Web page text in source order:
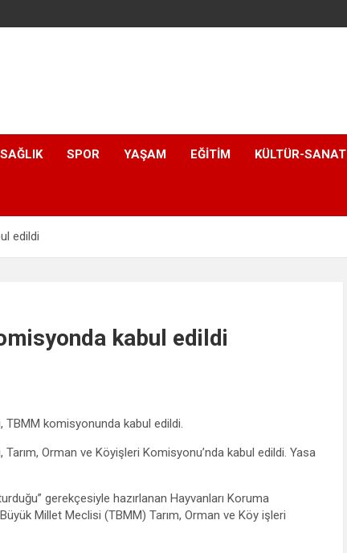
SAĞLIK SPOR YAŞAM EĞITIM KÜLTÜR-SANAT
edildi
kabul edildi
TBMM komisyonunda kabul edildi.
Orman ve Köyişleri Komisyonu’nda kabul edildi. Yasa
gerekçesiyle hazırlanan Hayvanları Koruma
Millet Meclisi (TBMM) Tarım, Orman ve Köy işleri